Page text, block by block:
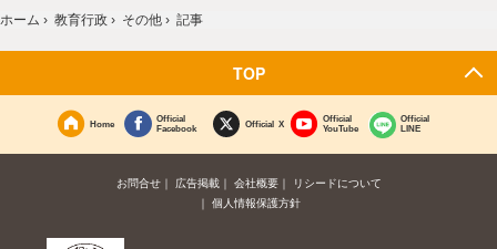
ホーム › 教育行政 › その他 › 記事
TOP
Home
Official
Facebook
Official X
Official
YouTube
Official
LINE
お問合せ 広告掲載 会社概要
リシードについて
個人情報保護方針